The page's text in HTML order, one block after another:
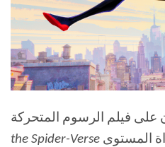
the Spider-Verse